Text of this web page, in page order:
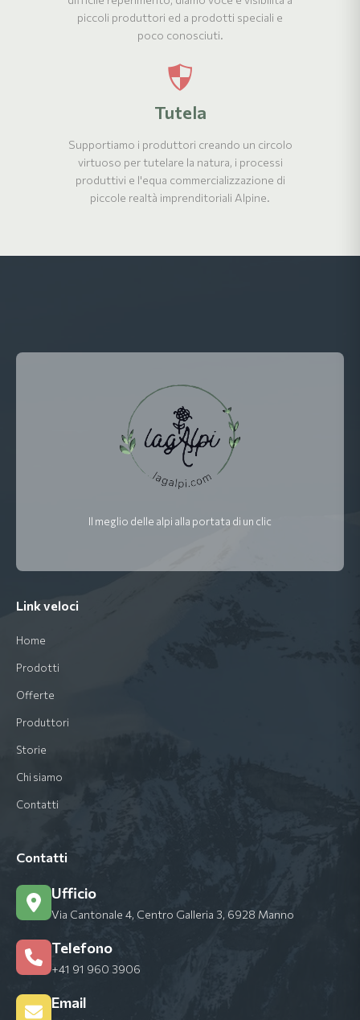
piccoli produttori ed a prodotti speciali e
poco conosciuti.
Tutela
Supportiamo i produttori creando un circolo
virtuoso per tutelare la natura, i processi
produttivi e l'equa commercializzazione di
piccole realtà imprenditoriali Alpine.
Il meglio delle alpi alla portata di un clic
Link veloci
Home
Prodotti
Offerte
Produttori
Storie
Chi siamo
Contatti
Contatti
Ufficio
Via Cantonale 4, Centro Galleria 3, 6928 Manno
Telefono
+41 91 960 3906
Email